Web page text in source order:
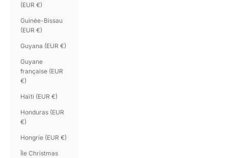
(EUR €)
Guinée-Bissau
(EUR €)
Guyana (EUR €)
Guyane
française (EUR
€)
Haïti (EUR €)
Honduras (EUR
€)
Hongrie (EUR €)
Île Christmas